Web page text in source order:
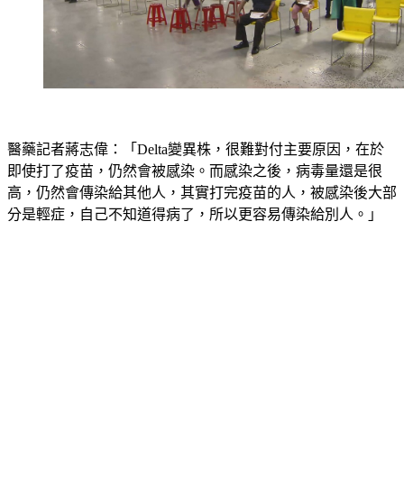
醫藥記者蔣志偉：「Delta變異株，很難對付主要原因，在於
即使打了疫苗，仍然會被感染。而感染之後，病毒量還是很
高，仍然會傳染給其他人，其實打完疫苗的人，被感染後大部
分是輕症，自己不知道得病了，所以更容易傳染給別人。」